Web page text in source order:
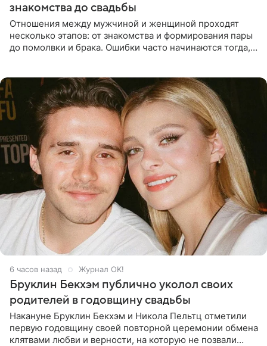
знакомства до свадьбы
Отношения между мужчиной и женщиной проходят
несколько этапов: от знакомства и формирования пары
до помолвки и брака. Ошибки часто начинаются тогда,
6 часов назад Журнал OK!
Бруклин Бекхэм публично уколол своих
родителей в годовщину свадьбы
Накануне Бруклин Бекхэм и Никола Пельтц отметили
первую годовщину своей повторной церемонии обмена
клятвами любви и верности, на которую не позвали